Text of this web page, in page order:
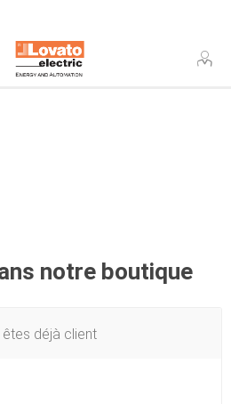
notre boutique
déjà client